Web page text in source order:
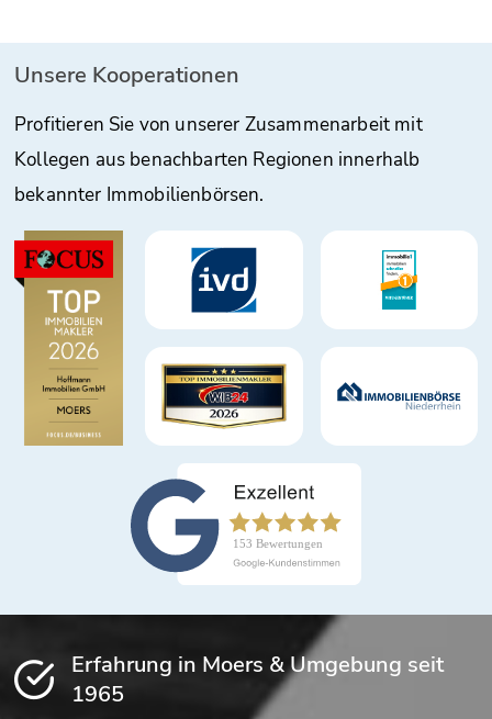
Unsere Kooperationen
Profitieren Sie von unserer Zusammenarbeit mit
Kollegen aus benachbarten Regionen innerhalb
bekannter Immobilienbörsen.
Erfahrung in Moers & Umgebung seit
1965